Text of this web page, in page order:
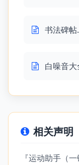
书法碑
白噪音
相关声明
『运动助手（